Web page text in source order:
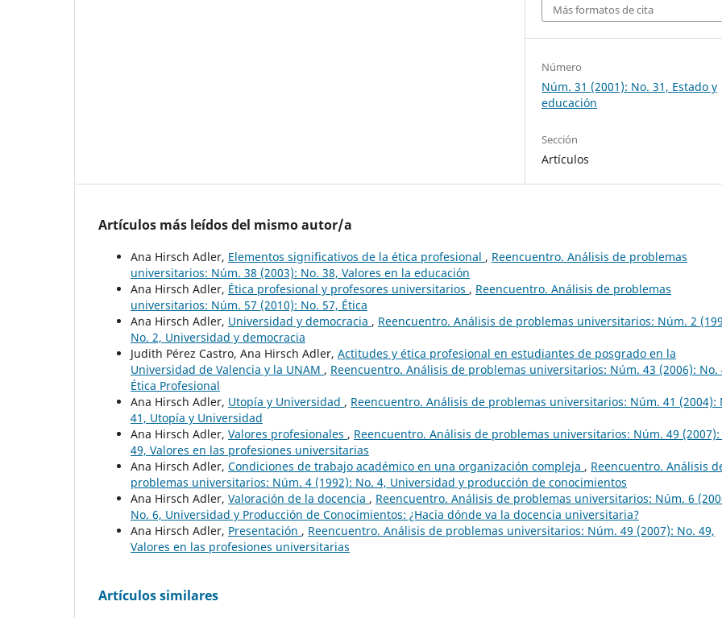
Más formatos de cita
Número
Núm. 31 (2001): No. 31, Estado y
educación
Sección
Artículos
Artículos más leídos del mismo autor/a
Ana Hirsch Adler, Elementos significativos de la ética profesional , Reencuentro. Análisis de problemas
universitarios: Núm. 38 (2003): No. 38, Valores en la educación
Ana Hirsch Adler, Ética profesional y profesores universitarios , Reencuentro. Análisis de problemas
universitarios: Núm. 57 (2010): No. 57, Ética
Ana Hirsch Adler, Universidad y democracia , Reencuentro. Análisis de problemas universitarios: Núm. 2
No. 2, Universidad y democracia
Judith Pérez Castro, Ana Hirsch Adler, Actitudes y ética profesional en estudiantes de posgrado en la
Universidad de Valencia y la UNAM , Reencuentro. Análisis de problemas universitarios: Núm. 43 (2006): No.
Ética Profesional
Ana Hirsch Adler, Utopía y Universidad , Reencuentro. Análisis de problemas universitarios: Núm. 41 (2004):
41, Utopía y Universidad
Ana Hirsch Adler, Valores profesionales , Reencuentro. Análisis de problemas universitarios: Núm. 49 (2007):
49, Valores en las profesiones universitarias
Ana Hirsch Adler, Condiciones de trabajo académico en una organización compleja , Reencuentro. Análisis
problemas universitarios: Núm. 4 (1992): No. 4, Universidad y producción de conocimientos
Ana Hirsch Adler, Valoración de la docencia , Reencuentro. Análisis de problemas universitarios: Núm. 6
No. 6, Universidad y Producción de Conocimientos: ¿Hacia dónde va la docencia universitaria?
Ana Hirsch Adler, Presentación , Reencuentro. Análisis de problemas universitarios: Núm. 49 (2007): No. 49,
Valores en las profesiones universitarias
Artículos similares